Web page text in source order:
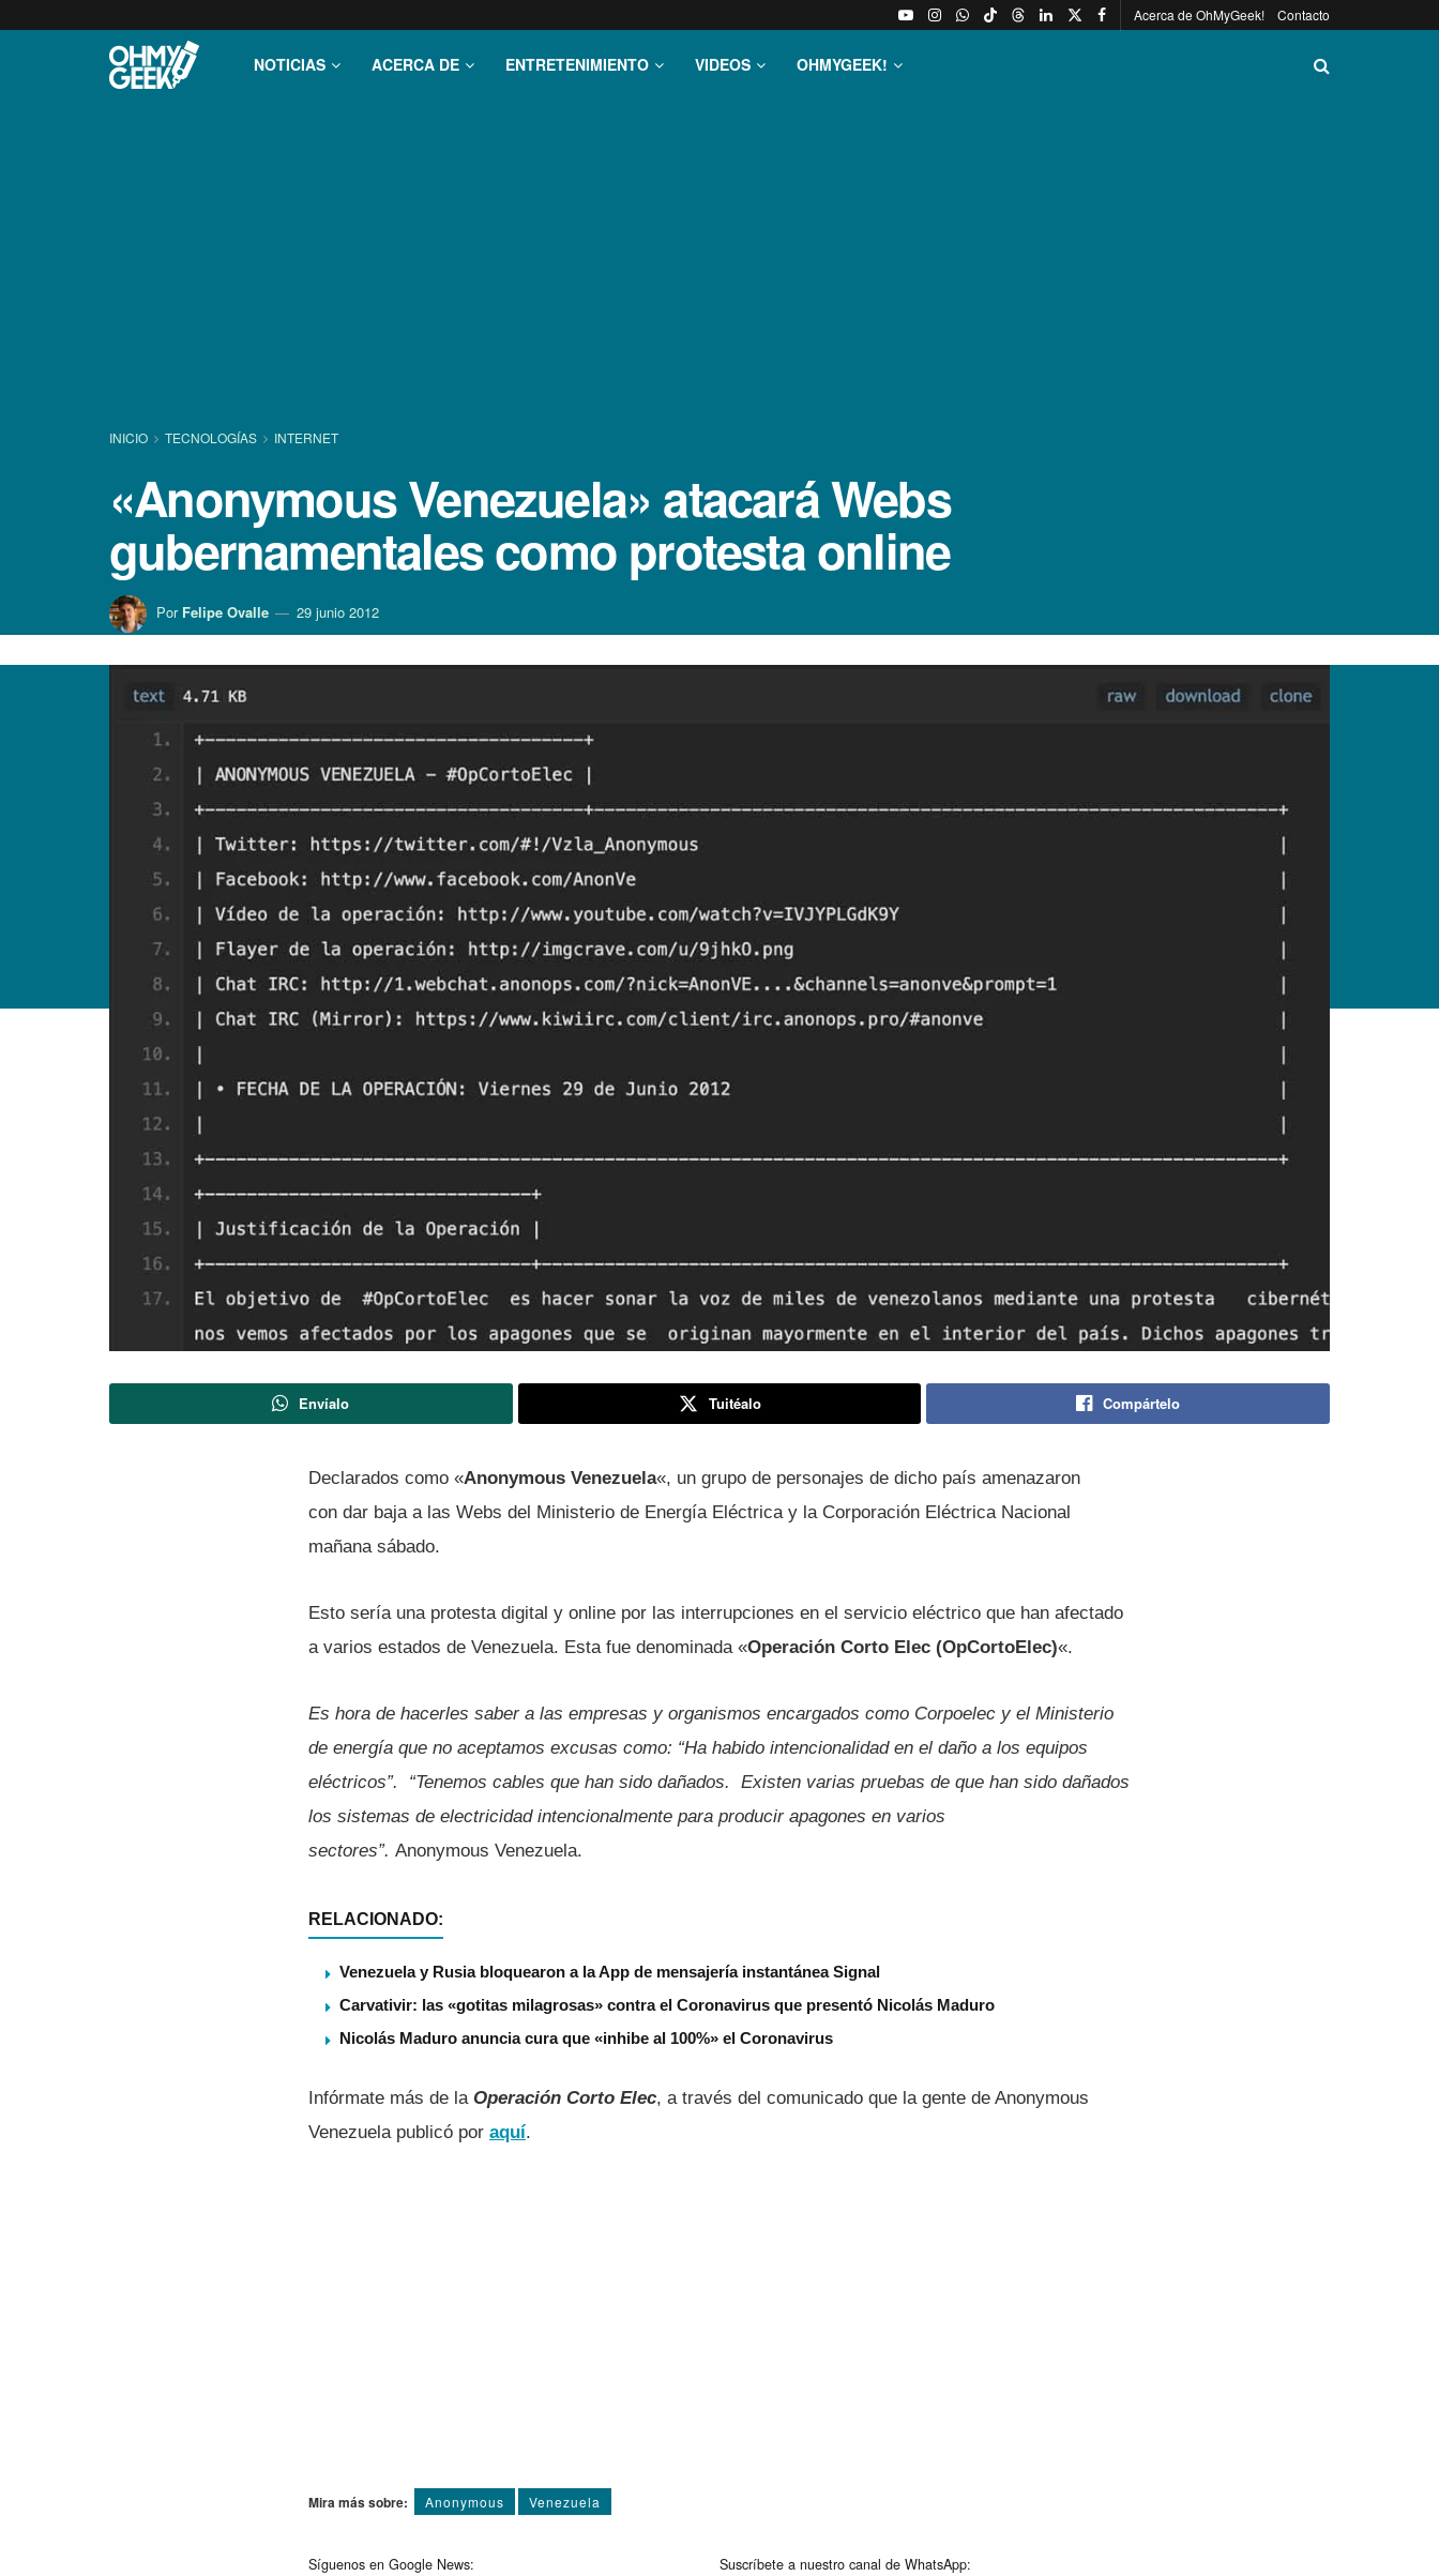
Acerca de OhMyGeek! Contacto
NOTICIAS ACERCA DE ENTRETENIMIENTO VIDEOS OHMYGEEK!
INICIO TECNOLOGÍ­AS INTERNET
«Anonymous Venezuela» atacará Webs
gubernamentales como protesta online
Por Felipe Ovalle 29 junio 2012
Envíalo Tuitéalo Compártelo
Declarados como «Anonymous Venezuela«, un grupo de personajes de dicho paí­s amenazaron
con dar baja a las Webs del Ministerio de Energí­a Eléctrica y la Corporación Eléctrica Nacional
mañana sábado.
Esto serí­a una protesta digital y online por las interrupciones en el servicio eléctrico que han afectado
a varios estados de Venezuela. Esta fue denominada «Operación Corto Elec (OpCortoElec)«.
Es hora de hacerles saber a las empresas y organismos encargados como Corpoelec y el Ministerio
de energí­a que no aceptamos excusas como: “Ha habido intencionalidad en el daño a los equipos
eléctricos”. “Tenemos cables que han sido dañados. Existen varias pruebas de que han sido dañados
los sistemas de electricidad intencionalmente para producir apagones en varios
sectores”. Anonymous Venezuela.
RELACIONADO:
Venezuela y Rusia bloquearon a la App de mensajería instantánea Signal
Carvativir: las «gotitas milagrosas» contra el Coronavirus que presentó Nicolás Maduro
Nicolás Maduro anuncia cura que «inhibe al 100%» el Coronavirus
Infórmate más de la Operación Corto Elec, a través del comunicado que la gente de Anonymous
Venezuela publicó por aquí­.
Mira más sobre: Anonymous Venezuela
Síguenos en Google News: Suscríbete a nuestro canal de WhatsApp: